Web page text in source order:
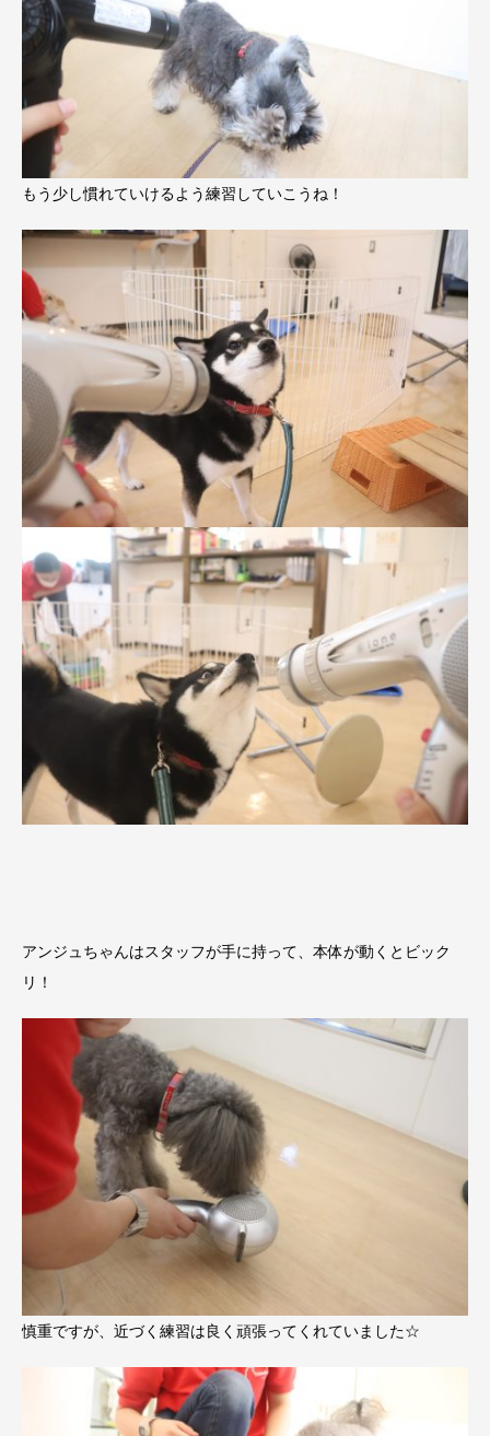
もう少し慣れていけるよう練習していこうね！
アンジュちゃんはスタッフが手に持って、本体が動くとビック
リ！
慎重ですが、近づく練習は良く頑張ってくれていました☆